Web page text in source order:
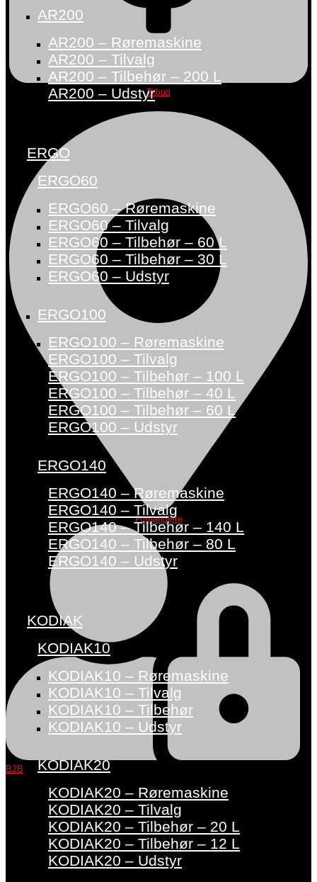
Tilbud
Forhandlere
B2B
AR200
AR200 – Røremaskine
AR200 – Tilvalg
AR200 – Tilbehør – 200 L
AR200 – Udstyr
ERGO
ERGO60
ERGO60 – Røremaskine
ERGO60 – Tilvalg
ERGO60 – Tilbehør – 60 L
ERGO60 – Tilbehør – 30 L
ERGO60 – Udstyr
ERGO100
ERGO100 – Røremaskine
ERGO100 – Tilvalg
ERGO100 – Tilbehør – 100 L
ERGO100 – Tilbehør – 40 L
ERGO100 – Tilbehør – 60 L
ERGO100 – Udstyr
ERGO140
ERGO140 – Røremaskine
ERGO140 – Tilvalg
ERGO140 – Tilbehør – 140 L
ERGO140 – Tilbehør – 80 L
ERGO140 – Udstyr
KODIAK
KODIAK10
KODIAK10 – Røremaskine
KODIAK10 – Tilvalg
KODIAK10 – Tilbehør
KODIAK10 – Udstyr
KODIAK20
KODIAK20 – Røremaskine
KODIAK20 – Tilvalg
KODIAK20 – Tilbehør – 20 L
KODIAK20 – Tilbehør – 12 L
KODIAK20 – Udstyr